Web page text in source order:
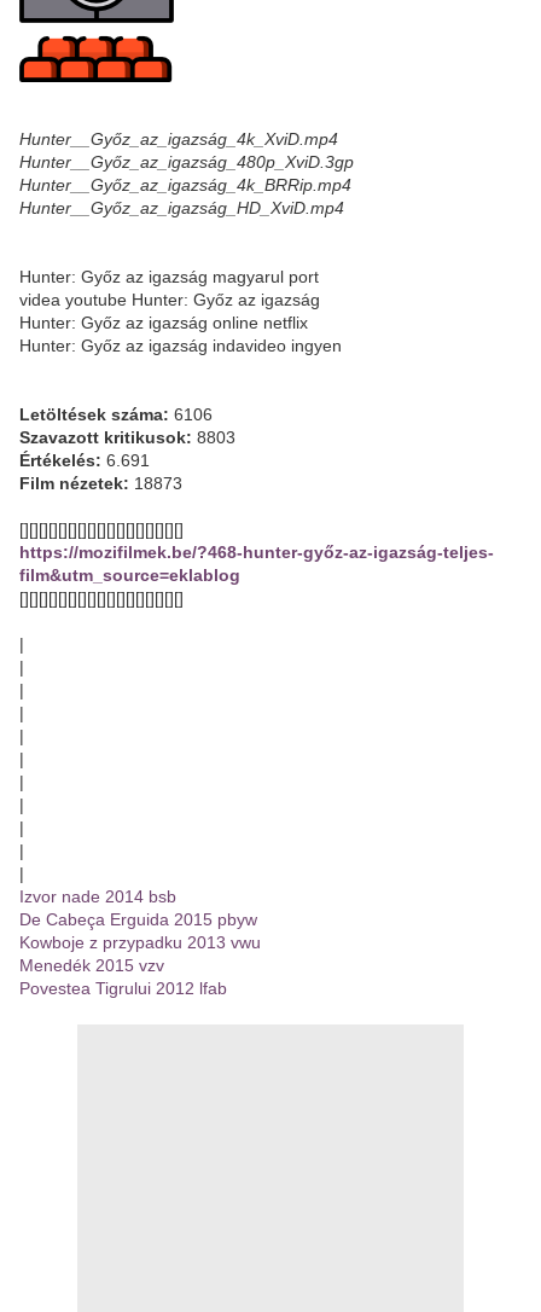
Hunter__Győz_az_igazság_4k_XviD.mp4
Hunter__Győz_az_igazság_480p_XviD.3gp
Hunter__Győz_az_igazság_4k_BRRip.mp4
Hunter__Győz_az_igazság_HD_XviD.mp4
Hunter: Győz az igazság magyarul port
videa youtube Hunter: Győz az igazság
Hunter: Győz az igazság online netflix
Hunter: Győz az igazság indavideo ingyen
Letöltések száma: 6106
Szavazott kritikusok: 8803
Értékelés: 6.691
Film nézetek: 18873
[][][][][][][][][][][][][][][][][]
https://mozifilmek.be/?468-hunter-győz-az-igazság-teljes-
film&utm_source=eklablog
[][][][][][][][][][][][][][][][][]
|
|
|
|
|
|
|
|
|
|
|
Izvor nade 2014 bsb
De Cabeça Erguida 2015 pbyw
Kowboje z przypadku 2013 vwu
Menedék 2015 vzv
Povestea Tigrului 2012 lfab